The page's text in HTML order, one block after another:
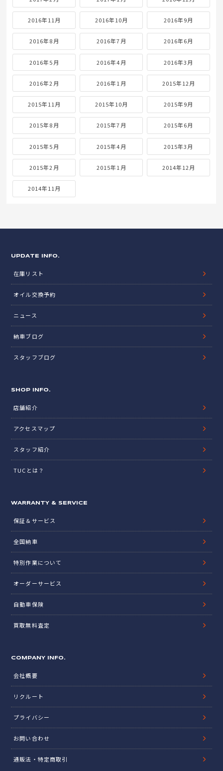
2016年11月 2016年10月 2016年9月
2016年8月 2016年7月 2016年6月
2016年5月 2016年4月 2016年3月
2016年2月 2016年1月 2015年12月
2015年11月 2015年10月 2015年9月
2015年8月 2015年7月 2015年6月
2015年5月 2015年4月 2015年3月
2015年2月 2015年1月 2014年12月
2014年11月
UPDATE INFO.
在庫リスト
オイル交換予約
ニュース
納車ブログ
スタッフブログ
SHOP INFO.
店舗紹介
アクセスマップ
スタッフ紹介
TUCとは？
WARRANTY & SERVICE
保証＆サービス
全国納車
特別作業について
オーダーサービス
自動車保険
買取無料査定
COMPANY INFO.
会社概要
リクルート
プライバシー
お問い合わせ
通販法・特定商取引